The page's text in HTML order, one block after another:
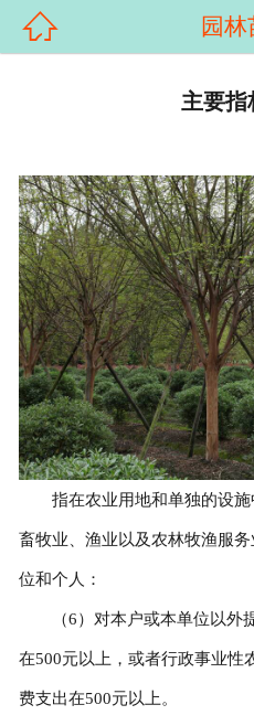
 园林
主要指
指在农业用地和单独的设施
畜牧业、渔业以及农林牧渔服
位和个人：
（6）对本户或本单位以外提
在500元以上，或者行政事业性
费支出在500元以上。